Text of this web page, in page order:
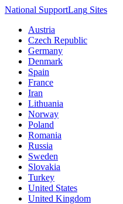
National SupportLang Sites
Austria
Czech Republic
Germany
Denmark
Spain
France
Iran
Lithuania
Norway
Poland
Romania
Russia
Sweden
Slovakia
Turkey
United States
United Kingdom